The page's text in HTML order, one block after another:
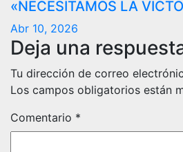
«NECESITAMOS LA
Abr 10, 2026
Deja una
Tu dirección de correo
Los campos obligatorios están
Comentario *